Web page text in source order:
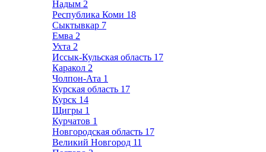
Надым 2
Республика Коми 18
Сыктывкар 7
Емва 2
Ухта 2
Иссык-Кульская область 17
Каракол 2
Чолпон-Ата 1
Курская область 17
Курск 14
Щигры 1
Курчатов 1
Новгородская область 17
Великий Новгород 11